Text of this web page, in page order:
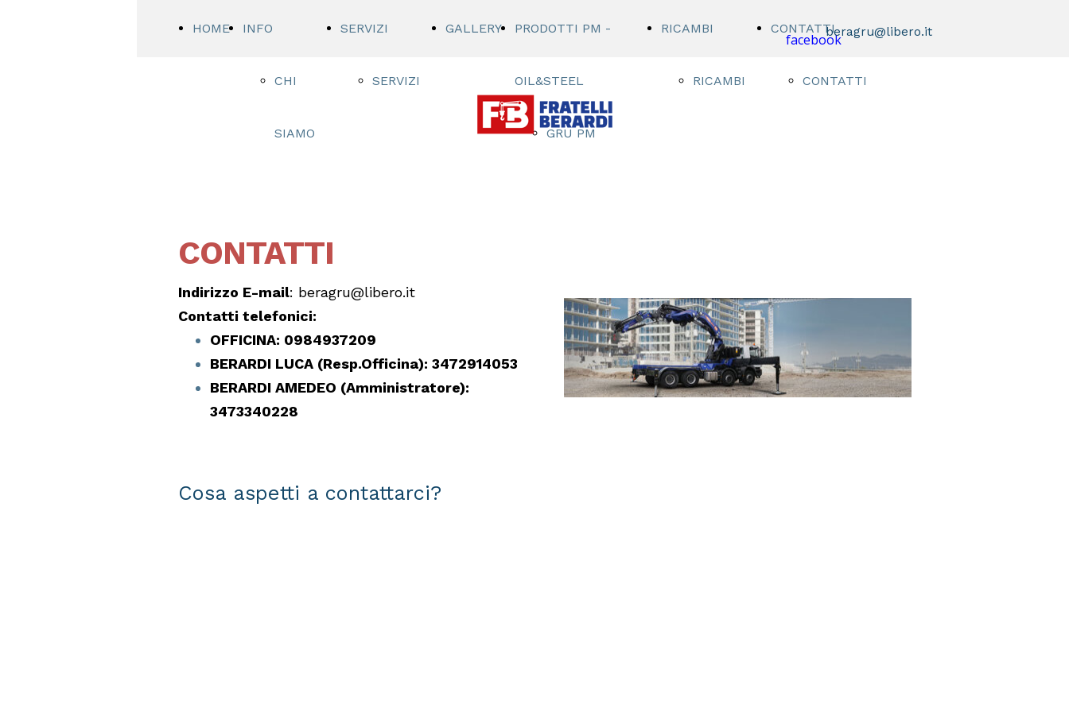
HOME INFO
CHI
SIAMO
SERVIZI
SERVIZI
GALLERY PRODOTTI PM -
OIL&STEEL
GRU PM
PIATTAFORME
CINGOLATE
RICAMBI
RICAMBI
CONTATTI
CONTATTI
facebookberagru@libero.it
CONTATTI
Indirizzo E-mail: beragru@libero.it
Contatti telefonici:
OFFICINA: 0984937209
BERARDI LUCA (Resp.Officina): 3472914053
BERARDI AMEDEO (Amministratore):
3473340228
Cosa aspetti a contattarci?